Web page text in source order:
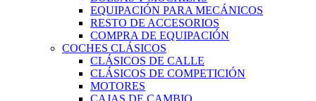
EQUIPACIÓN PARA MECÁNICOS
RESTO DE ACCESORIOS
COMPRA DE EQUIPACIÓN
COCHES CLÁSICOS
CLÁSICOS DE CALLE
CLÁSICOS DE COMPETICIÓN
MOTORES
CAJAS DE CAMBIO